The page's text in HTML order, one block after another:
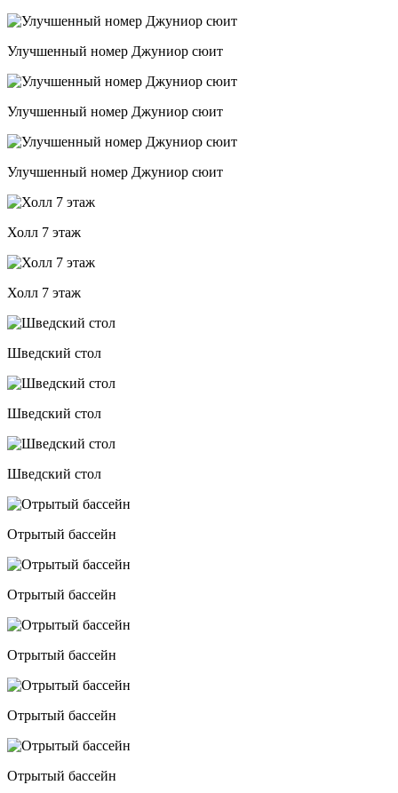
Улучшенный номер Джуниор сюит
Улучшенный номер Джуниор сюит
Улучшенный номер Джуниор сюит
Холл 7 этаж
Холл 7 этаж
Шведский стол
Шведский стол
Шведский стол
Отрытый бассейн
Отрытый бассейн
Отрытый бассейн
Отрытый бассейн
Отрытый бассейн